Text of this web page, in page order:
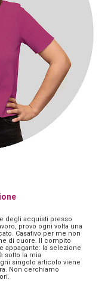
degli acquisti presso
provo ogni volta una
Casativo per me non
di cuore. Il compito
appagante: la selezione
sotto la mia
singolo articolo viene
Non cerchiamo